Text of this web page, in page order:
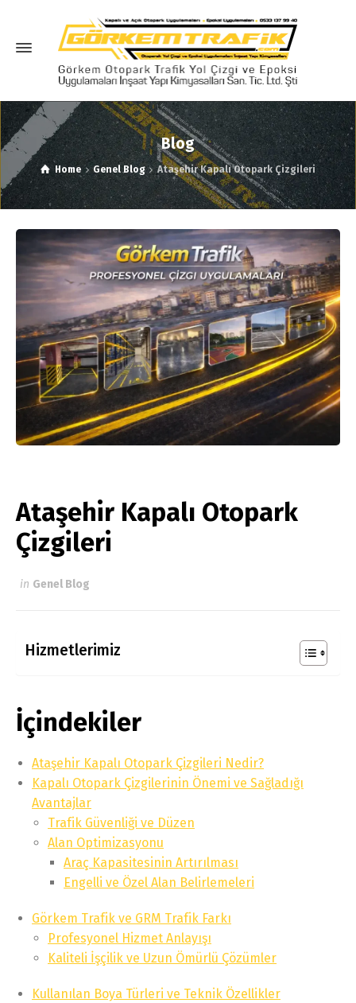
Blog
Home Genel Blog Ataşehir Kapalı Otopark Çizgileri
Ataşehir Kapalı Otopark
Çizgileri
in Genel Blog
Hizmetlerimiz
İçindekiler
Ataşehir Kapalı Otopark Çizgileri Nedir?
Kapalı Otopark Çizgilerinin Önemi ve Sağladığı
Avantajlar
Trafik Güvenliği ve Düzen
Alan Optimizasyonu
Araç Kapasitesinin Artırılması
Engelli ve Özel Alan Belirlemeleri
Görkem Trafik ve GRM Trafik Farkı
Profesyonel Hizmet Anlayışı
Kaliteli İşçilik ve Uzun Ömürlü Çözümler
Kullanılan Boya Türleri ve Teknik Özellikler